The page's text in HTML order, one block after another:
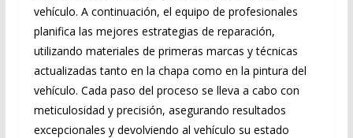
vehículo. A continuación, el equipo de profesionales
planifica las mejores estrategias de reparación,
utilizando materiales de primeras marcas y técnicas
actualizadas tanto en la chapa como en la pintura del
vehículo. Cada paso del proceso se lleva a cabo con
meticulosidad y precisión, asegurando resultados
excepcionales y devolviendo al vehículo su estado